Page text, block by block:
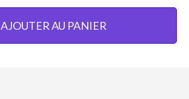
AJOUTER AU PANIER